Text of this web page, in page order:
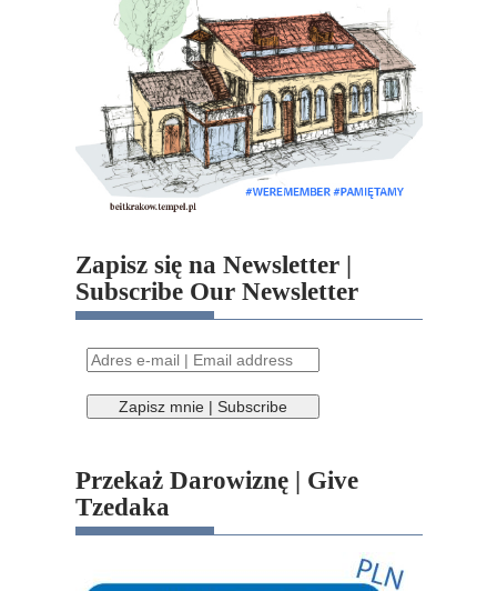
Zapisz się na Newsletter |
Subscribe Our Newsletter
Przekaż Darowiznę | Give
Tzedaka